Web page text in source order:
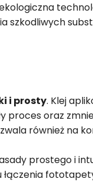
szkodliwych
i prosty. Klej
proces oraz
również na
prostego i